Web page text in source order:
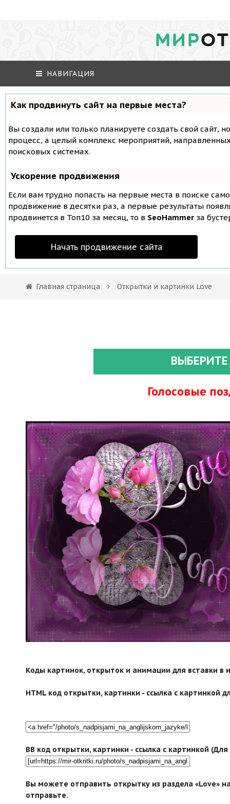
МИР
НАВИГАЦИЯ
Как продвинуть сайт на первые места?
Вы создали или только планируете создать свой сайт,
процесс, а целый комплекс мероприятий,
поисковых системах.
Ускорение продвижения
Если вам трудно попасть на первые места в поиске
продвижение в десятки раз, а первые результаты
продвинется в Топ10 за месяц, то в SeoHammer за
Начать продвижение сайта
Главная страница Открытки и картинки Love
Голосовые
search">
Коды картинок, открыток и анимации для вставки в
HTML код открытки, картинки - ссылка с картинкой
BB код открытки, картинки - ссылка с картинкой
Вы можете отправить открытку из раздела «Love»
отправьте.